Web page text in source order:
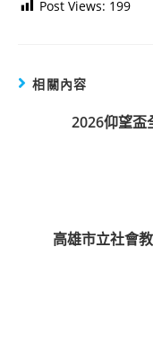
Post Views: 199
相關內容
2026仰望盃
高雄市立社會